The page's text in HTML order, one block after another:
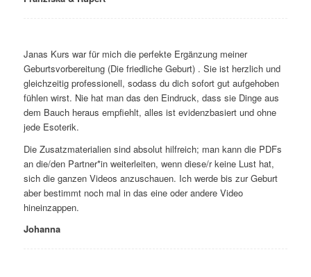
Janas Kurs war für mich die perfekte Ergänzung meiner
Geburtsvorbereitung (Die friedliche Geburt) . Sie ist herzlich und
gleichzeitig professionell, sodass du dich sofort gut aufgehoben
fühlen wirst. Nie hat man das den Eindruck, dass sie Dinge aus
dem Bauch heraus empfiehlt, alles ist evidenzbasiert und ohne
jede Esoterik.
Die Zusatzmaterialien sind absolut hilfreich; man kann die PDFs
an die/den Partner*in weiterleiten, wenn diese/r keine Lust hat,
sich die ganzen Videos anzuschauen. Ich werde bis zur Geburt
aber bestimmt noch mal in das eine oder andere Video
hineinzappen.
Johanna